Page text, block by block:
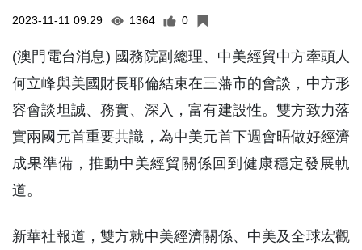
2023-11-11 09:29 1364 0
(澳門電台消息) 國務院副總理、中美經貿中方牽頭人
何立峰與美國財長耶倫結束在三藩市的會談，中方形
容會談坦誠、務實、深入，富有建設性。雙方致力落
實兩國元首重要共識，為中美元首下週會晤做好經濟
成果準備，推動中美經貿關係回到健康穩定發展軌
道。
新華社報道，雙方就中美經濟關係、中美及全球宏觀